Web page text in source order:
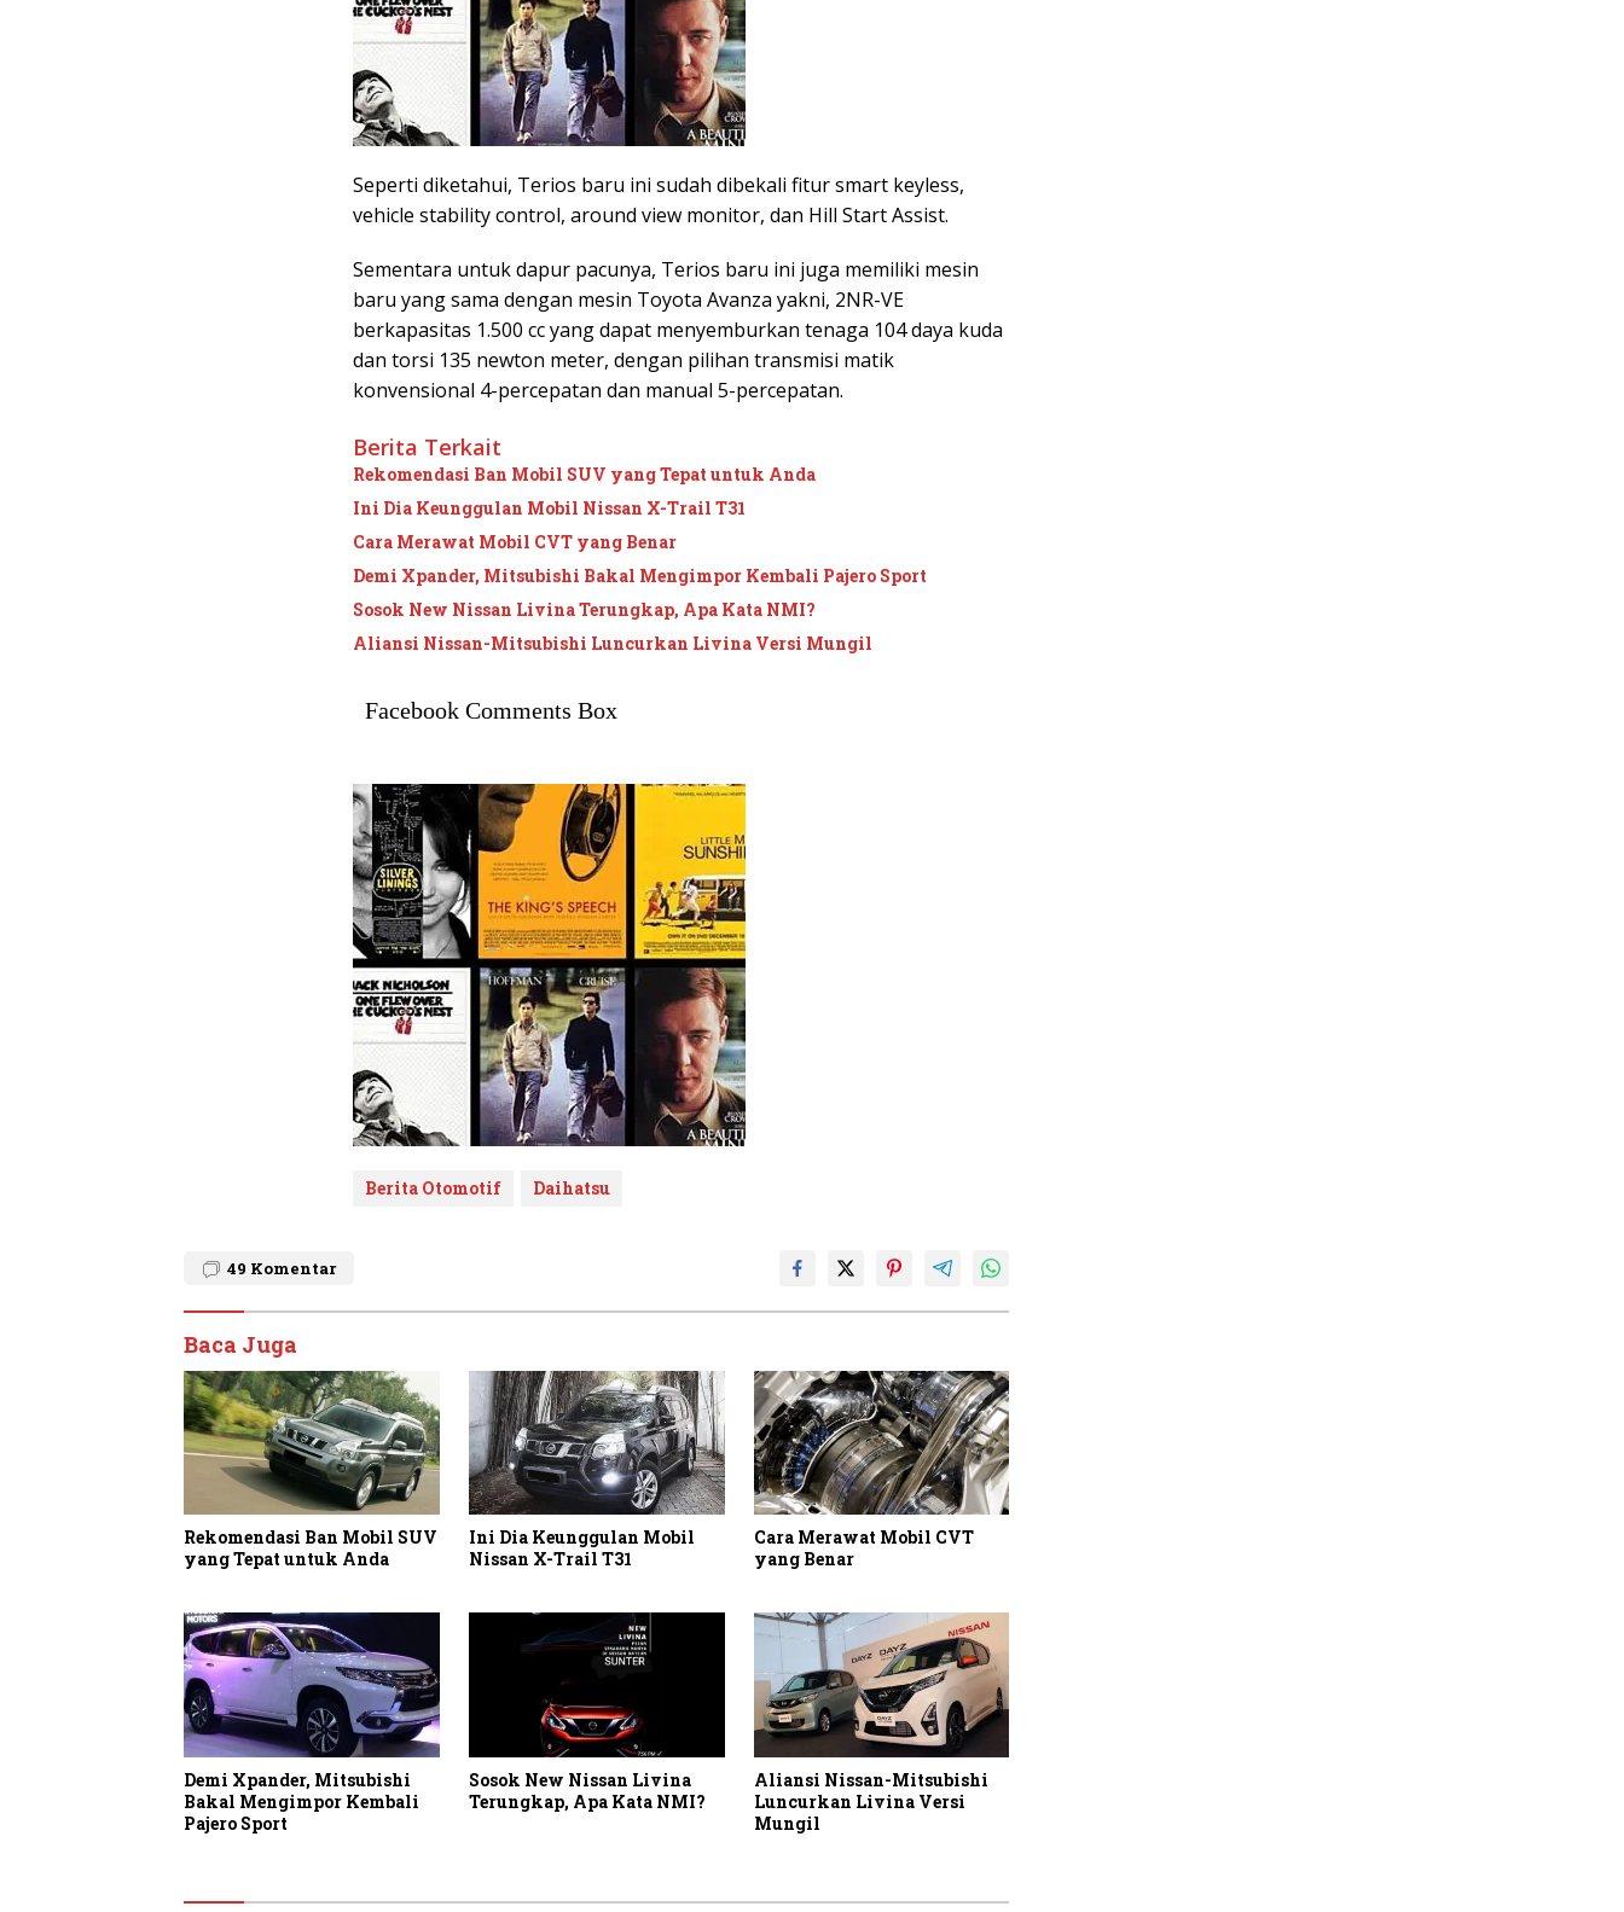
Seperti diketahui, Terios baru ini sudah dibekali fitur smart keyless,
vehicle stability control, around view monitor, dan Hill Start Assist.
Sementara untuk dapur pacunya, Terios baru ini juga memiliki mesin
baru yang sama dengan mesin Toyota Avanza yakni, 2NR-VE
berkapasitas 1.500 cc yang dapat menyemburkan tenaga 104 daya kuda
dan torsi 135 newton meter, dengan pilihan transmisi matik
konvensional 4-percepatan dan manual 5-percepatan.
Berita Terkait
Rekomendasi Ban Mobil SUV yang Tepat untuk Anda
Ini Dia Keunggulan Mobil Nissan X-Trail T31
Cara Merawat Mobil CVT yang Benar
Demi Xpander, Mitsubishi Bakal Mengimpor Kembali Pajero Sport
Sosok New Nissan Livina Terungkap, Apa Kata NMI?
Aliansi Nissan-Mitsubishi Luncurkan Livina Versi Mungil
Facebook Comments Box
Berita Otomotif Daihatsu
49 Komentar
Baca Juga
Rekomendasi Ban Mobil SUV
yang Tepat untuk Anda
Ini Dia Keunggulan Mobil
Nissan X-Trail T31
Cara Merawat Mobil CVT
yang Benar
Demi Xpander, Mitsubishi
Bakal Mengimpor Kembali
Pajero Sport
Sosok New Nissan Livina
Terungkap, Apa Kata NMI?
Aliansi Nissan-Mitsubishi
Luncurkan Livina Versi
Mungil